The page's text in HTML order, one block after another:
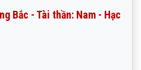
Bắc - Tài thần: Nam - Hạc